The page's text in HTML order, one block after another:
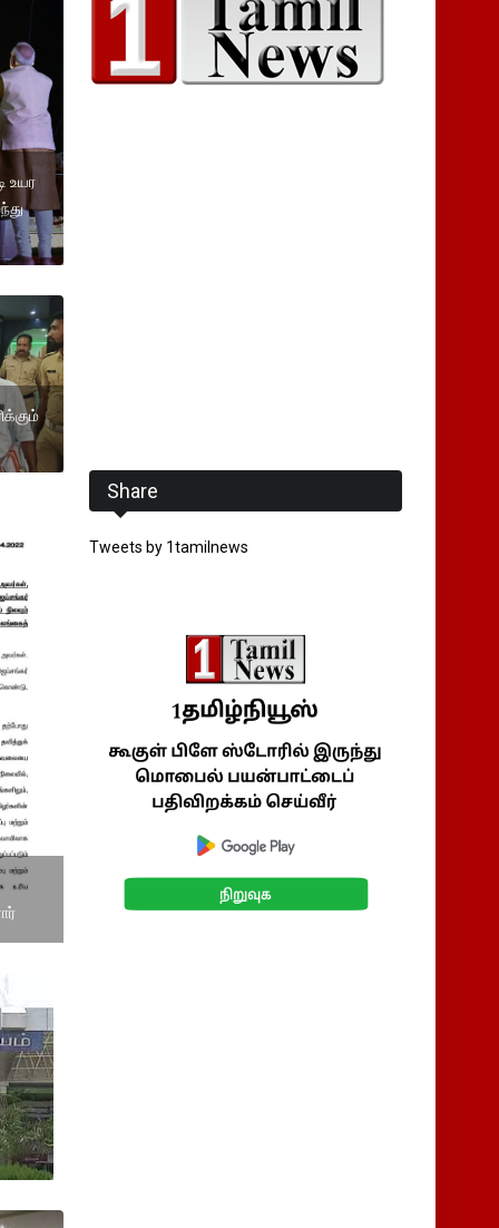
உயர
Share
Tweets by 1tamilnews